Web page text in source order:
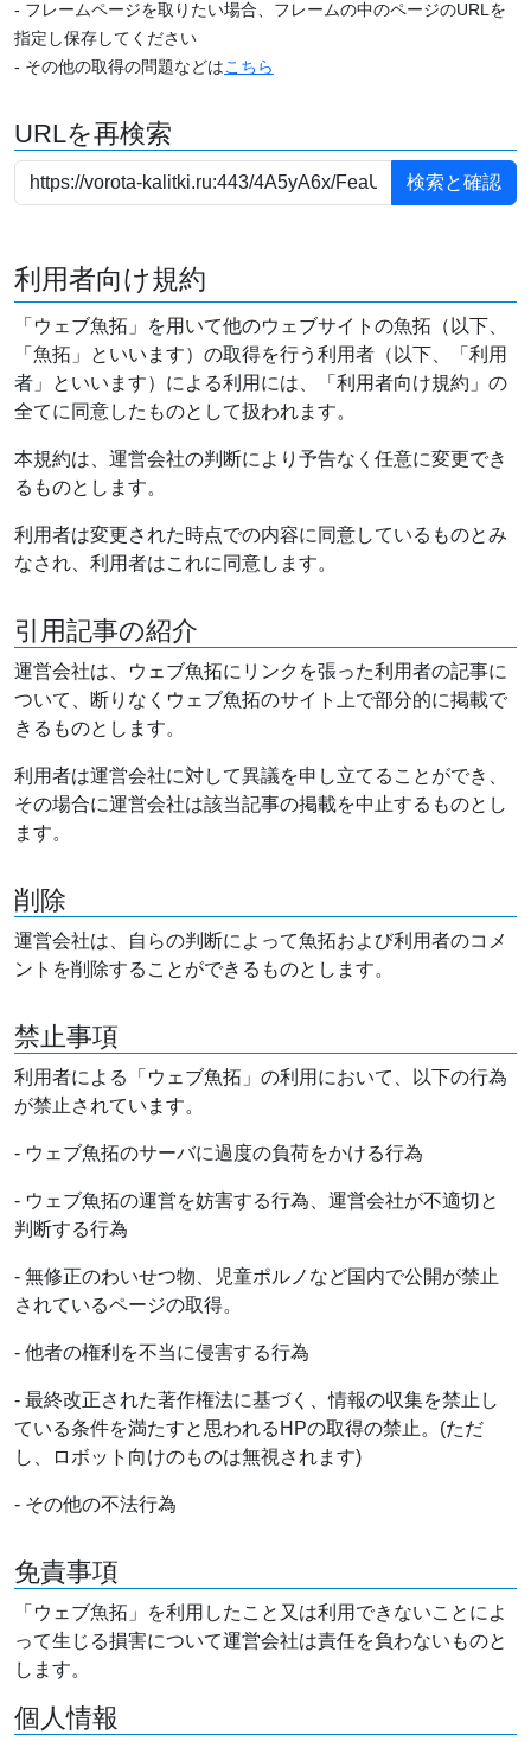
- フレームページを取りたい場合、フレームの中のページのURLを
指定し保存してください
- その他の取得の問題などはこちら
URLを再検索
利用者向け規約
「ウェブ魚拓」を用いて他のウェブサイトの魚拓（以下、
「魚拓」といいます）の取得を行う利用者（以下、「利用
者」といいます）による利用には、「利用者向け規約」の
全てに同意したものとして扱われます。
本規約は、運営会社の判断により予告なく任意に変更でき
るものとします。
利用者は変更された時点での内容に同意しているものとみ
なされ、利用者はこれに同意します。
引用記事の紹介
運営会社は、ウェブ魚拓にリンクを張った利用者の記事に
ついて、断りなくウェブ魚拓のサイト上で部分的に掲載で
きるものとします。
利用者は運営会社に対して異議を申し立てることができ、
その場合に運営会社は該当記事の掲載を中止するものとし
ます。
削除
運営会社は、自らの判断によって魚拓および利用者のコメ
ントを削除することができるものとします。
禁止事項
利用者による「ウェブ魚拓」の利用において、以下の行為
が禁止されています。
- ウェブ魚拓のサーバに過度の負荷をかける行為
- ウェブ魚拓の運営を妨害する行為、運営会社が不適切と
判断する行為
- 無修正のわいせつ物、児童ポルノなど国内で公開が禁止
されているページの取得。
- 他者の権利を不当に侵害する行為
- 最終改正された著作権法に基づく、情報の収集を禁止し
ている条件を満たすと思われるHPの取得の禁止。(ただ
し、ロボット向けのものは無視されます)
- その他の不法行為
免責事項
「ウェブ魚拓」を利用したこと又は利用できないことによ
って生じる損害について運営会社は責任を負わないものと
します。
個人情報